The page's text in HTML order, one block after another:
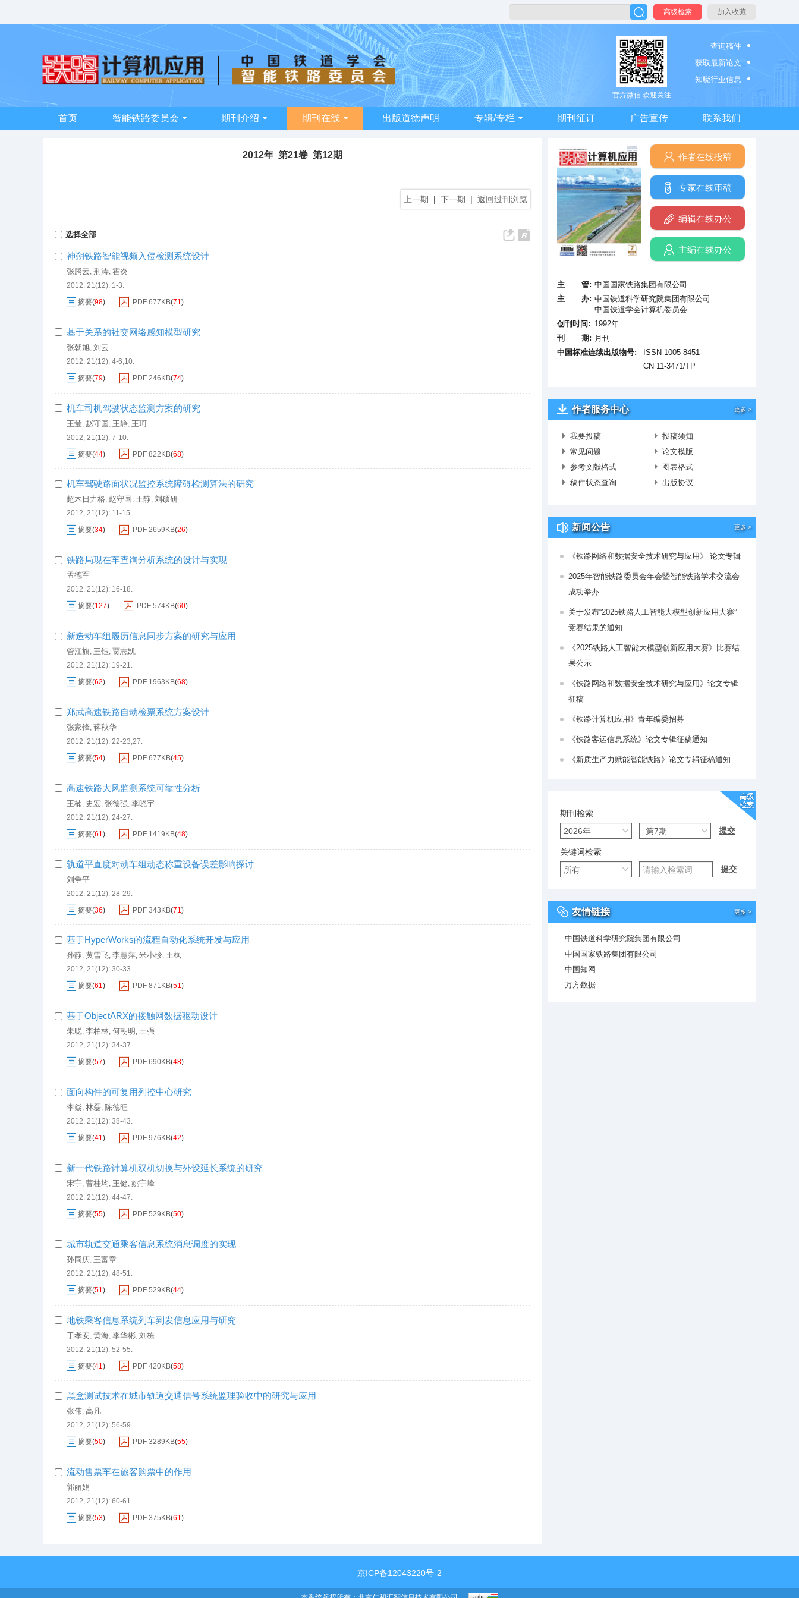
高级检索 加入收藏
查询稿件
获取最新论文
知晓行业信息
官方微信 欢迎关注
首页 智能铁路委员会 期刊介绍 期刊在线 出版道德声明 专辑/专栏 期刊征订 广告宣传 联系我们
2012年 第21卷 第12期
上一期 | 下一期 | 返回过刊浏览
选择全部
神朔铁路智能视频入侵检测系统设计
张腾云, 荆涛, 霍炎
2012, 21(12): 1-3.
摘要(98) PDF 677KB(71)
基于关系的社交网络感知模型研究
张朝旭, 刘云
2012, 21(12): 4-6,10.
摘要(79) PDF 246KB(74)
机车司机驾驶状态监测方案的研究
王莹 赵守国 王静 王珂
2012, 21(12): 7-10.
摘要(44) PDF 822KB(68)
机车驾驶路面状况监控系统障碍检测算法的研究
超木日力格, 赵守国 , 王静, 刘硕研
2012, 21(12): 11-15.
摘要(34) PDF 2659KB(26)
铁路局现在车查询分析系统的设计与实现
孟德军
2012, 21(12): 16-18.
摘要(127) PDF 574KB(60)
新造动车组履历信息同步方案的研究与应用
管江旗, 王钰, 贾志凯
2012, 21(12): 19-21.
摘要(62) PDF 1963KB(68)
郑武高速铁路自动检票系统方案设计
张家锋, 蒋秋华
2012, 21(12): 22-23,27.
摘要(54) PDF 677KB(45)
高速铁路大风监测系统可靠性分析
王楠 史宏 张德强 李晓宇
2012, 21(12): 24-27.
摘要(61 ) PDF 1419KB(48)
轨道平直度对动车组动态称重设备误差影响探讨
刘争平
2012, 21(12): 28-29.
摘要(36) PDF 343KB(71 )
基于HyperWorks的流程自动化系统开发与应用
孙静, 黄雪飞, 李慧萍, 米小珍, 王枫
2012, 21(12): 30-33.
摘要(61) PDF 871KB(51)
基于ObjectARX的接触网数据驱动设计
朱聪, 李柏林, 何朝明 , 王强
2012, 21(12): 34-37.
摘要(57) PDF 690KB(48)
面向构件的可复用列控中心研究
李焱, 林磊, 陈德旺
2012, 21(12): 38-43.
摘要(41) PDF 976KB(42)
新一代铁路计算机双机切换与外设延长系统的研究
宋宇, 曹桂均, 王健, 姚宇峰
2012, 21(12): 44-47.
摘要(55) PDF 529KB(50)
城市轨道交通乘客信息系统消息调度的实现
孙同庆 王富章
2012, 21(12): 48-51.
摘要(51 ) PDF 529KB(44)
地铁乘客信息系统列车到发信息应用与研究
于孝安 黄海 李华彬 刘栋
2012, 21(12): 52-55.
摘要(41 ) PDF 420KB(58)
黑盒测试技术在城市轨道交通信号系统监理验收中的研究与应用
张伟, 高凡
2012, 21(12): 56-59.
摘要(50) PDF 3289KB(55)
流动售票车在旅客购票中的作用
郭丽娟
2012, 21(12): 60-61.
摘要(53) PDF 375KB(61)
作者在线投稿
专家在线审稿
编辑在线办公
主编在线办公
主 管: 中国国家铁路集团有限公司
主 办: 中国铁道科学研究院集团有限公司
中国铁道学会计算机委员会
创刊时间: 1992年
刊 期: 月刊
中国标准连续出版物号:
ISSN 1005-8451
CN 11-3471/TP
作者服务中心 更多 >
我要投稿
投稿须知
常见问题
论文模版
参考文献格式
图表格式
稿件状态查询
出版协议
新闻公告 更多 >
《铁路网络和数据安全技术研究与应用》 论文专辑
2025年智能铁路委员会年会暨智能铁路学术交流会
成功举办
关于发布“2025铁路人工智能大模型创新应用大赛”
竞赛结果的通知
《2025铁路人工智能大模型创新应用大赛》比赛结
果公示
《铁路网络和数据安全技术研究与应用》论文专辑
征稿
《铁路计算机应用》青年编委招募
《铁路客运信息系统》论文专辑征稿通知
《新质生产力赋能智能铁路》论文专辑征稿通知
期刊检索
关键词检索
友情链接 更多 >
中国铁道科学研究院集团有限公司
中国国家铁路集团有限公司
中国知网
万方数据
京ICP备12043220号-2